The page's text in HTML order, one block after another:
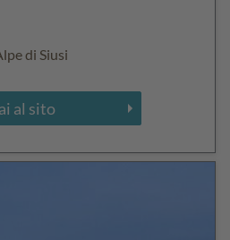
di Siusi
al sito